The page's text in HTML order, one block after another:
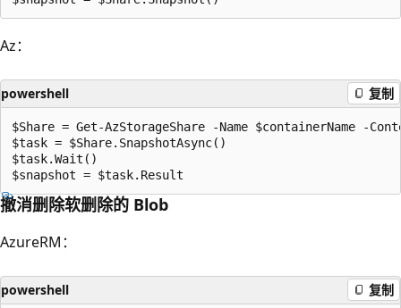
Az：
powershell 复制
$Share = Get-AzStorageShare -Name $containerName -
$task = $Share.SnapshotAsync()
$task.Wait()
撤消删除软删除的 Blob
AzureRM：
powershell 复制